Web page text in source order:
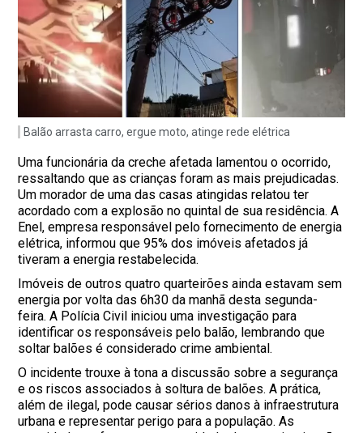
Balão arrasta carro, ergue moto, atinge rede elétrica
Uma funcionária da creche afetada lamentou o ocorrido,
ressaltando que as crianças foram as mais prejudicadas.
Um morador de uma das casas atingidas relatou ter
acordado com a explosão no quintal de sua residência. A
Enel, empresa responsável pelo fornecimento de energia
elétrica, informou que 95% dos imóveis afetados já
tiveram a energia restabelecida.
Imóveis de outros quatro quarteirões ainda estavam sem
energia por volta das 6h30 da manhã desta segunda-
feira. A Polícia Civil iniciou uma investigação para
identificar os responsáveis pelo balão, lembrando que
soltar balões é considerado crime ambiental.
O incidente trouxe à tona a discussão sobre a segurança
e os riscos associados à soltura de balões. A prática,
além de ilegal, pode causar sérios danos à infraestrutura
urbana e representar perigo para a população. As